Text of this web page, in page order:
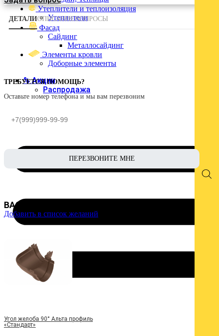
ВойтиУтеплители и теплоизоляция
Утеплители
Фасад
Сайдинг
Металлосайдинг
Элементы кровли
Доборные элементы
% Акции
Распродажа
ДЕТАЛИОПИСАНИЕВОПРОСЫ
ТРЕБУЕТСЯ ПОМОЩЬ?
Оставьте номер телефона и мы вам перезвоним
ВАС МОЖЕТ ЗАИНТЕРЕСОВАТЬ :
Добавить в список желаний
Угол желоба 90° Альта профиль
«Стандарт»